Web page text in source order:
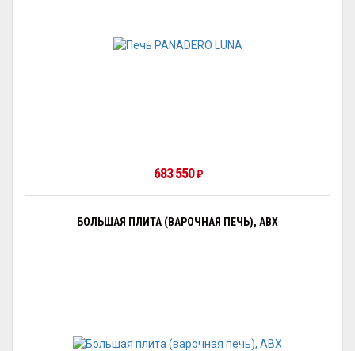
683 550₽
БОЛЬШАЯ ПЛИТА (ВАРОЧНАЯ ПЕЧЬ), ABX